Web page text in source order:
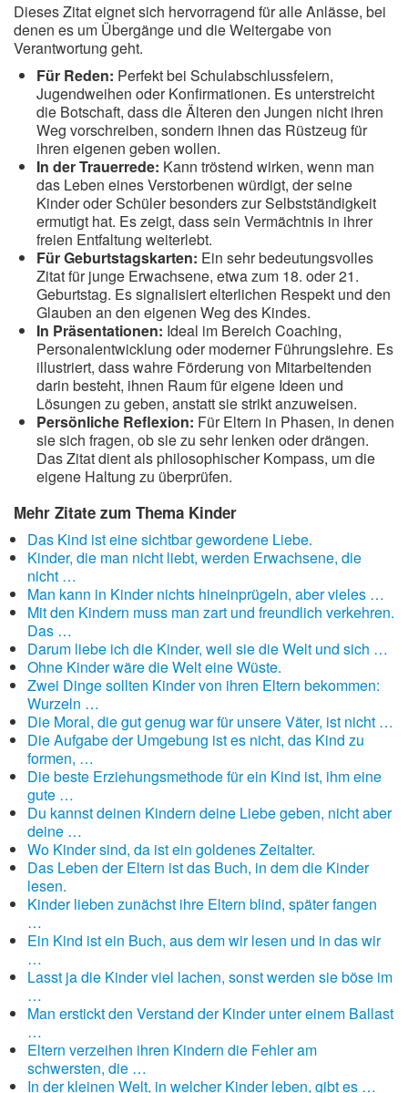
Dieses Zitat eignet sich hervorragend für alle Anlässe, bei
denen es um Übergänge und die Weitergabe von
Verantwortung geht.
Für Reden: Perfekt bei Schulabschlussfeiern,
Jugendweihen oder Konfirmationen. Es unterstreicht
die Botschaft, dass die Älteren den Jungen nicht ihren
Weg vorschreiben, sondern ihnen das Rüstzeug für
ihren eigenen geben wollen.
In der Trauerrede: Kann tröstend wirken, wenn man
das Leben eines Verstorbenen würdigt, der seine
Kinder oder Schüler besonders zur Selbstständigkeit
ermutigt hat. Es zeigt, dass sein Vermächtnis in ihrer
freien Entfaltung weiterlebt.
Für Geburtstagskarten: Ein sehr bedeutungsvolles
Zitat für junge Erwachsene, etwa zum 18. oder 21.
Geburtstag. Es signalisiert elterlichen Respekt und den
Glauben an den eigenen Weg des Kindes.
In Präsentationen: Ideal im Bereich Coaching,
Personalentwicklung oder moderner Führungslehre. Es
illustriert, dass wahre Förderung von Mitarbeitenden
darin besteht, ihnen Raum für eigene Ideen und
Lösungen zu geben, anstatt sie strikt anzuweisen.
Persönliche Reflexion: Für Eltern in Phasen, in denen
sie sich fragen, ob sie zu sehr lenken oder drängen.
Das Zitat dient als philosophischer Kompass, um die
eigene Haltung zu überprüfen.
Mehr Zitate zum Thema Kinder
Das Kind ist eine sichtbar gewordene Liebe.
Kinder, die man nicht liebt, werden Erwachsene, die
nicht …
Man kann in Kinder nichts hineinprügeln, aber vieles …
Mit den Kindern muss man zart und freundlich verkehren.
Das …
Darum liebe ich die Kinder, weil sie die Welt und sich …
Ohne Kinder wäre die Welt eine Wüste.
Zwei Dinge sollten Kinder von ihren Eltern bekommen:
Wurzeln …
Die Moral, die gut genug war für unsere Väter, ist nicht …
Die Aufgabe der Umgebung ist es nicht, das Kind zu
formen, …
Die beste Erziehungsmethode für ein Kind ist, ihm eine
gute …
Du kannst deinen Kindern deine Liebe geben, nicht aber
deine …
Wo Kinder sind, da ist ein goldenes Zeitalter.
Das Leben der Eltern ist das Buch, in dem die Kinder
lesen.
Kinder lieben zunächst ihre Eltern blind, später fangen
…
Ein Kind ist ein Buch, aus dem wir lesen und in das wir
…
Lasst ja die Kinder viel lachen, sonst werden sie böse im
…
Man erstickt den Verstand der Kinder unter einem Ballast
…
Eltern verzeihen ihren Kindern die Fehler am
schwersten, die …
In der kleinen Welt, in welcher Kinder leben, gibt es …